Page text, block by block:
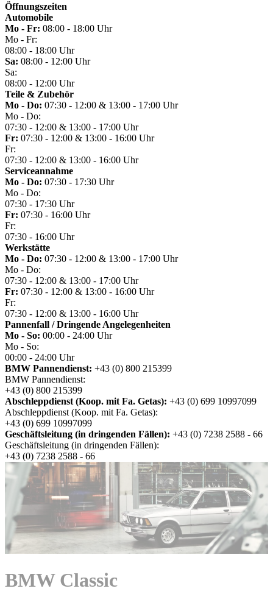
Öffnungszeiten
Automobile
Mo - Fr: 08:00 - 18:00 Uhr
Mo - Fr:
08:00 - 18:00 Uhr
Sa: 08:00 - 12:00 Uhr
Sa:
08:00 - 12:00 Uhr
Teile & Zubehör
Mo - Do: 07:30 - 12:00 & 13:00 - 17:00 Uhr
Mo - Do:
07:30 - 12:00 & 13:00 - 17:00 Uhr
Fr: 07:30 - 12:00 & 13:00 - 16:00 Uhr
Fr:
07:30 - 12:00 & 13:00 - 16:00 Uhr
Serviceannahme
Mo - Do: 07:30 - 17:30 Uhr
Mo - Do:
07:30 - 17:30 Uhr
Fr: 07:30 - 16:00 Uhr
Fr:
07:30 - 16:00 Uhr
Werkstätte
Mo - Do: 07:30 - 12:00 & 13:00 - 17:00 Uhr
Mo - Do:
07:30 - 12:00 & 13:00 - 17:00 Uhr
Fr: 07:30 - 12:00 & 13:00 - 16:00 Uhr
Fr:
07:30 - 12:00 & 13:00 - 16:00 Uhr
Pannenfall / Dringende Angelegenheiten
Mo - So: 00:00 - 24:00 Uhr
Mo - So:
00:00 - 24:00 Uhr
BMW Pannendienst: +43 (0) 800 215399
BMW Pannendienst:
+43 (0) 800 215399
Abschleppdienst (Koop. mit Fa. Getas): +43 (0) 699 10997099
Abschleppdienst (Koop. mit Fa. Getas):
+43 (0) 699 10997099
Geschäftsleitung (in dringenden Fällen): +43 (0) 7238 2588 - 66
Geschäftsleitung (in dringenden Fällen):
+43 (0) 7238 2588 - 66
BMW Classic